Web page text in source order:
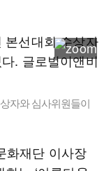
자와 심사위원들이
화재단 이사장